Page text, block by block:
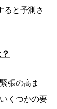
ると予測さ
張の高ま
くつかの要